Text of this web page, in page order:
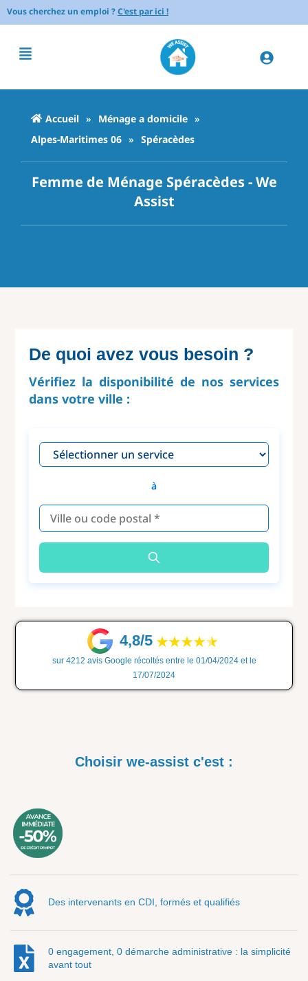
Vous cherchez un emploi ?C'est par ici !
Accueil » Ménage a domicile »
Alpes-Maritimes 06 » Spéracèdes
Femme de Ménage Spéracèdes - We
Assist
De quoi avez vous besoin ?
Vérifiez la disponibilité de nos services
dans votre ville :
à
4,8/5
sur 4212 avis Google récoltés entre le 01/04/2024 et le
17/07/2024
Choisir we-assist c'est :
Des intervenants en CDI, formés et qualifiés
0 engagement, 0 démarche administrative : la simplicité
avant tout